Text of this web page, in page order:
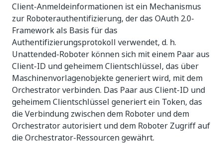
Client-Anmeldeinformationen ist ein Mechanismus
zur Roboterauthentifizierung, der das OAuth 2.0-
Framework als Basis für das
Authentifizierungsprotokoll verwendet, d. h.
Unattended-Roboter können sich mit einem Paar aus
Client-ID und geheimem Clientschlüssel, das über
Maschinenvorlagenobjekte generiert wird, mit dem
Orchestrator verbinden. Das Paar aus Client-ID und
geheimem Clientschlüssel generiert ein Token, das
die Verbindung zwischen dem Roboter und dem
Orchestrator autorisiert und dem Roboter Zugriff auf
die Orchestrator-Ressourcen gewährt.